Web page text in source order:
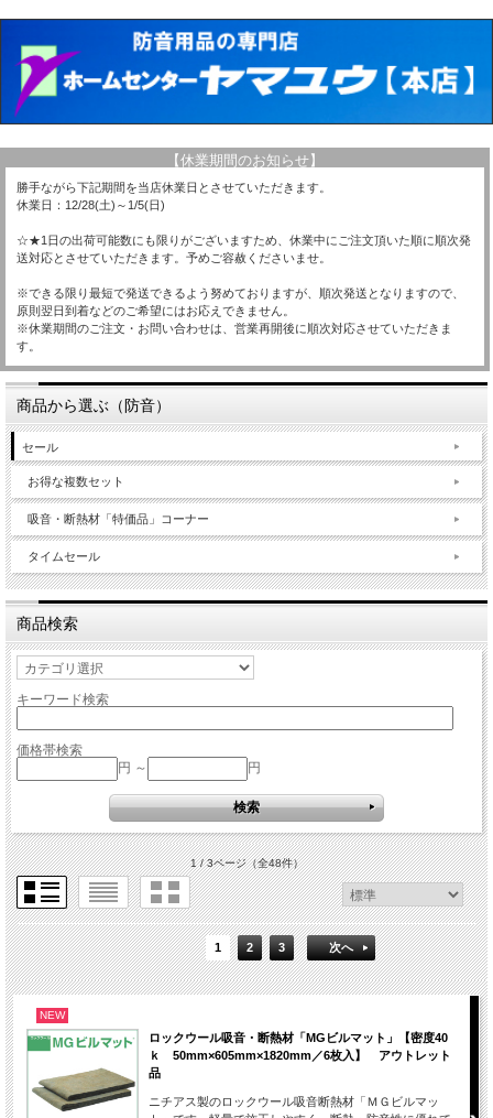
【休業期間のお知らせ】
勝手ながら下記期間を当店休業日とさせていただきます。
休業日：12/28(土)～1/5(日)
☆★1日の出荷可能数にも限りがございますため、休業中にご注文頂いた順に順次発
送対応とさせていただきます。予めご容赦くださいませ。
※できる限り最短で発送できるよう努めておりますが、順次発送となりますので、
原則翌日到着などのご希望にはお応えできません。
※休業期間のご注文・お問い合わせは、営業再開後に順次対応させていただきま
す。
商品から選ぶ（防音）
セール
お得な複数セット
吸音・断熱材「特価品」コーナー
タイムセール
商品検索
キーワード検索
価格帯検索
円 ～
円
1 / 3ページ（全48件）
1 2 3 次へ
NEW
ロックウール吸音・断熱材「MGビルマット」【密度40
ｋ 50mm×605mm×1820mm／6枚入】 アウトレット
品
ニチアス製のロックウール吸音断熱材「ＭＧビルマッ